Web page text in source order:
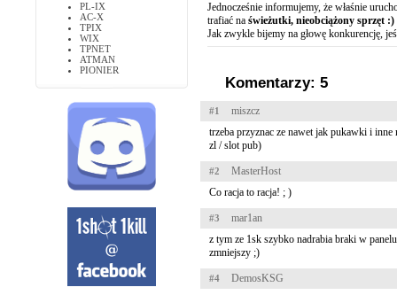
PL-IX
AC-X
TPIX
WIX
TPNET
ATMAN
PIONIER
Jednocześnie informujemy, że właśnie
trafiać na świeżutki, nieobciążony sprzęt :)
Jak zwykle bijemy na głowę konkurencję,
Komentarzy: 5
#1
miszcz
trzeba przyznac ze nawet jak pukawki i
zl / slot pub)
#2
MasterHost
Co racja to racja! ; )
#3
mar1an
z tym ze 1sk szybko nadrabia braki w
zmniejszy ;)
#4
DemosKSG